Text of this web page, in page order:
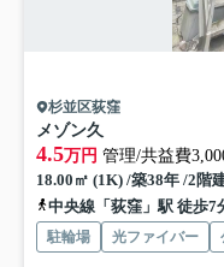
杉並区荻窪
メゾン久
4.5万円 管理/共益費
18.00㎡ (1K) /築38年 /2階
中央線「荻窪」駅 徒歩7
駐輪場 光ファイバー